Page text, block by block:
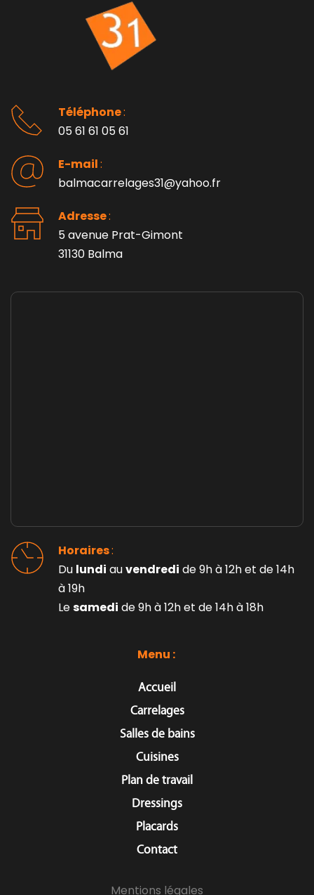
Menu :
Accueil
Carrelages
Salles de bains
Cuisines
Plan de travail
Dressings
Placards
Contact
Horaires :
Du lundi au vendredi de 9h à 12h et de 14h
à 19h
Le samedi de 9h à 12h et de 14h à 18h
Téléphone :
05 61 61 05 61
E-mail :
balmacarrelages31@yahoo.fr
Adresse :
5 avenue Prat-Gimont
31130 Balma
Mentions légales